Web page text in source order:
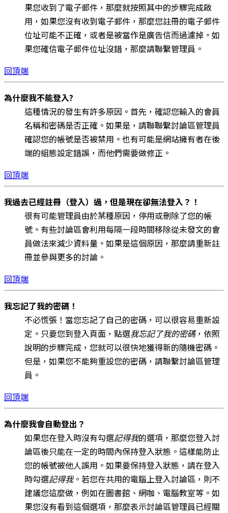
果您收到了電子郵件，那麼就按照其中的步驟完成啟
用，如果您沒有收到電子郵件，那麼您註冊的電子郵件
位址可能不正確，或者是被當作是廣告信而過濾掉。如
果您確信電子郵件位址沒錯，那麼請聯繫管理員。
回頂端
為什麼我不能登入?
這種情況的發生有許多原因。首先，確認您輸入的會員
名稱和密碼是否正確。如果是，請聯聯繫討論區管理員
確認您的帳號是否被禁用。也有可能是網站擁有者在後
端的組態設定錯誤，而他們需要做修正。
回頂端
我過去已經註冊（登入）過，但是現在卻無法登入？！
很有可能管理員由於某種原因，停用或刪除了您的帳
號。有些討論區會利用每隔一段時間移除從未發文的會
員做法來減少資料量。如果是這個原因，那麼請重新註
冊並參與更多的討論。
回頂端
我忘記了我的密碼！
不必慌張！當您忘記了自己的密碼，可以很容易重新設
定。只要您到登入頁面，點選我忘記了我的密碼，依照
說明的步驟完成，您就可以很快地獲得新的隨機密碼。
但是，如果您不能夠重設您的密碼，請聯繫討論區管理
員。
回頂端
為什麼我會自動登出？
如果您在登入時沒有勾選記得我的選項，那麼您登入討
論區後只能在一定的時間內保持登入狀態。這樣能防止
您的帳號被他人誤用。如果要保持登入狀態，請在登入
時勾選記得我。若您在共用的電腦上登入討論區，則不
建議您這麼做，例如在圖書館、網咖、電腦教室等。如
果您沒有看到這個選項，那麼表示討論區管理員已經關